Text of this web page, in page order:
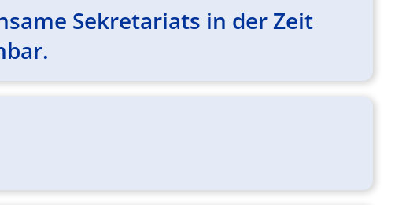
Sekretariats in der Zeit